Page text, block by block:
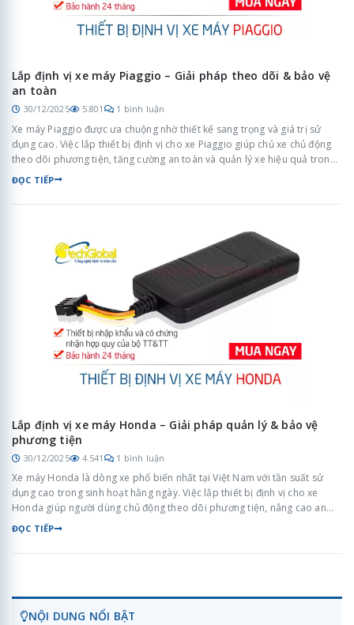
Lắp định vị xe máy Piaggio – Giải pháp theo dõi & bảo vệ
an toàn
30/12/2025 5.801 1 bình luận
Xe máy Piaggio được ưa chuộng nhờ thiết kế sang trọng và giá trị sử
dụng cao. Việc lắp thiết bị định vị cho xe Piaggio giúp chủ xe chủ động
theo dõi phương tiện, tăng cường an toàn và quản lý xe hiệu quả trong
quá trình sử dụng hằng ngày.
ĐỌC TIẾP
Lắp định vị xe máy Honda – Giải pháp quản lý & bảo vệ
phương tiện
30/12/2025 4.541 1 bình luận
Xe máy Honda là dòng xe phổ biến nhất tại Việt Nam với tần suất sử
dụng cao trong sinh hoạt hằng ngày. Việc lắp thiết bị định vị cho xe
Honda giúp người dùng chủ động theo dõi phương tiện, nâng cao an
toàn và quản lý xe hiệu quả hơn trong nhiều tình huống thực tế.
ĐỌC TIẾP
NỘI DUNG NỔI BẬT